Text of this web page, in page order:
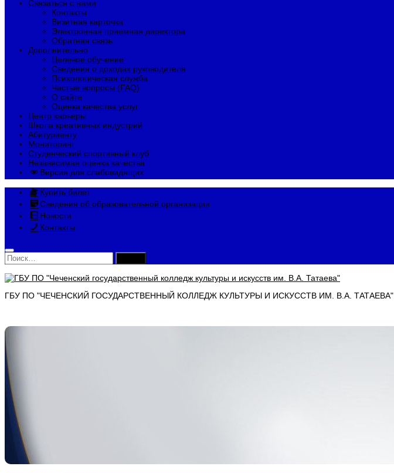
Связаться с нами
Контакты
Визитная карточка
Электронная приемная директора
Обратная связь
Дополнительно
Целевое обучение
Сведения о доходах руководителя
Психологическая служба
Частые вопросы (FAQ)
О сайте
Оценка качества услуг
Центр карьеры
Школа креативных индустрий
Абитуриенту
Мониторинг
Студенческий спортивный клуб
Независимая оценка качества
Версия для слабовидящих
Купить билет
Сведения об образовательной организации
Новости
Контакты
Найти:
ГБУ ПО "ЧЕЧЕНСКИЙ ГОСУДАРСТВЕННЫЙ КОЛЛЕДЖ КУЛЬТУРЫ И ИСКУССТВ ИМ. В.А. ТАТАЕВА"